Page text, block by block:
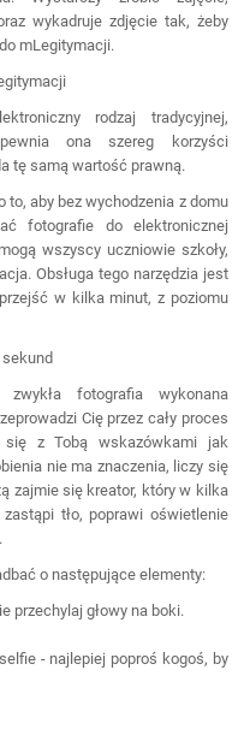
wykadruje zdjęcie tak, żeby
mLegitymacji.
rodzaj tradycyjnej,
ona szereg korzyści
tę samą wartość prawną.
to, aby bez wychodzenia z domu
fotografie do elektronicznej
wszyscy uczniowie szkoły,
Obsługa tego narzędzia jest
w kilka minut, z poziomu
fotografia wykonana
Cię przez cały proces
się z Tobą wskazówkami jak
nie ma znaczenia, liczy się
zajmie się kreator, który w kilka
tło, poprawi oświetlenie
o następujące elementy:
przechylaj głowy na boki.
- najlepiej poproś kogoś, by